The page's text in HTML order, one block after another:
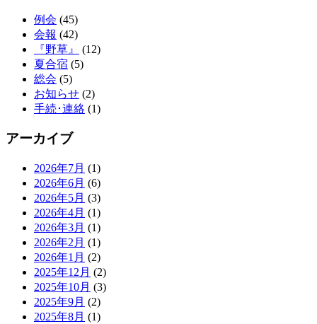
例会 (45)
会報 (42)
『野草』
(12)
夏合宿 (5)
総会 (5)
お知らせ (2)
手続･連絡 (1)
アーカイブ
2026年7月 (1)
2026年6月 (6)
2026年5月 (3)
2026年4月 (1)
2026年3月 (1)
2026年2月 (1)
2026年1月 (2)
2025年12月 (2)
2025年10月 (3)
2025年9月 (2)
2025年8月 (1)